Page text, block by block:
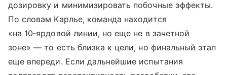
дозировку и минимизировать побочные эффекты.
По словам Карлье, команда находится
«на 10‑ярдовой линии, но еще не в зачетной
зоне» — то есть близка к цели, но финальный этап
еще впереди. Если дальнейшие испытания